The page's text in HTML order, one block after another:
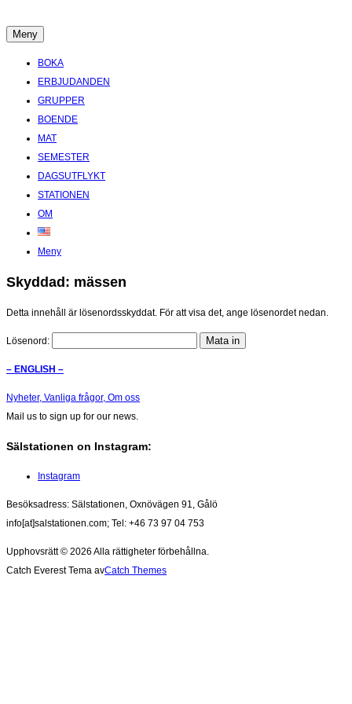
till
Boende Aktiviteter Möten Hemlig historia i Stockholms Skärgård
Meny
BOKA
ERBJUDANDEN
GRUPPER
BOENDE
MAT
SEMESTER
DAGSUTFLYKT
STATIONEN
OM
Meny
Skyddad: mässen
Detta innehåll är lösenordsskyddat. För att visa det, ange lösenordet nedan.
Lösenord:
– ENGLISH –
Nyheter, Vanliga frågor, Om oss
Mail us to sign up for our news.
Sälstationen on Instagram:
Instagram
Besöksadress: Sälstationen, Oxnövägen 91, Gålö
info[at]salstationen.com; Tel: +46 73 97 04 753
Upphovsrätt © 2026 Alla rättigheter förbehållna.
Catch Everest Tema avCatch Themes